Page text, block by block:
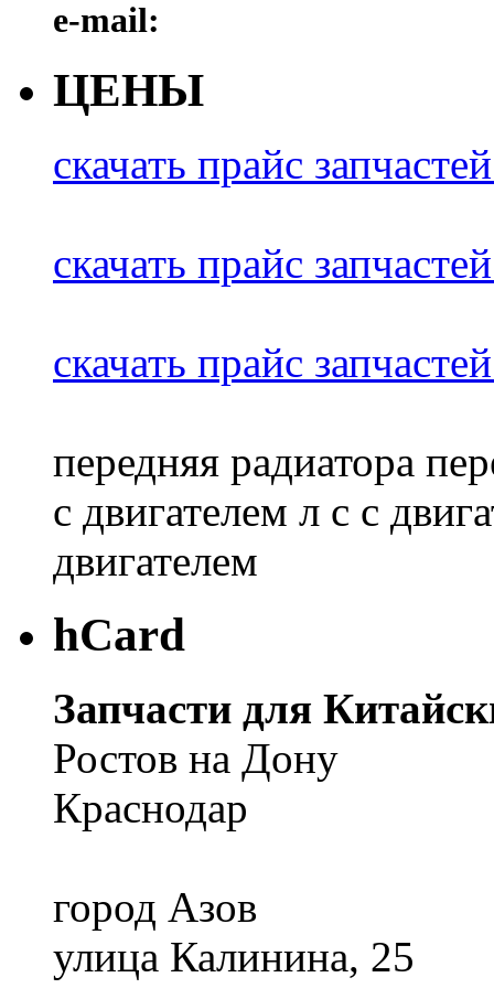
e-mail:
ЦЕНЫ
скачать прайс
скачать прайс
скачать прайс
передняя радиатора
с двигателем л с с
двигателем
hCard
Запчасти для
Ростов на Дону
Краснодар
город Азов
улица Калинина, 25